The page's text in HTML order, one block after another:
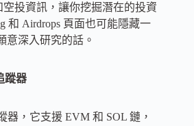
投資訊，讓你挖掘潛在的投資
和 Airdrops 頁面也可能隱藏一
意深入研究的話。
蹤器
器，它支援 EVM 和 SOL 鏈，